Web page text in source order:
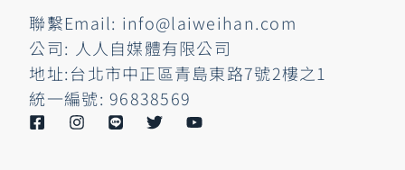
聯繫Email: info@laiweihan.com
公司: 人人自媒體有限公司
地址:台北市中正區青島東路7號2樓之1
統一編號: 96838569